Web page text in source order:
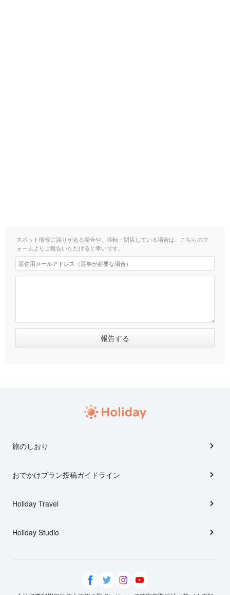
スポット情報に誤りがある場合や、移転・閉店している場合は、こちらのフ
ォームよりご報告いただけると幸いです。
旅のしおり
おでかけプラン投稿ガイドライン
Holiday Travel
Holiday Studio